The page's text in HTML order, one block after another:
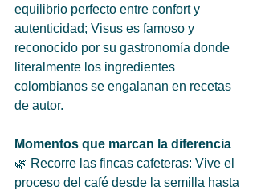
equilibrio perfecto entre confort y
autenticidad; Visus es famoso y
reconocido por su gastronomía donde
literalmente los ingredientes
colombianos se engalanan en recetas
de autor.
Momentos que marcan la diferencia
🌿 Recorre las fincas cafeteras: Vive el
proceso del café desde la semilla hasta